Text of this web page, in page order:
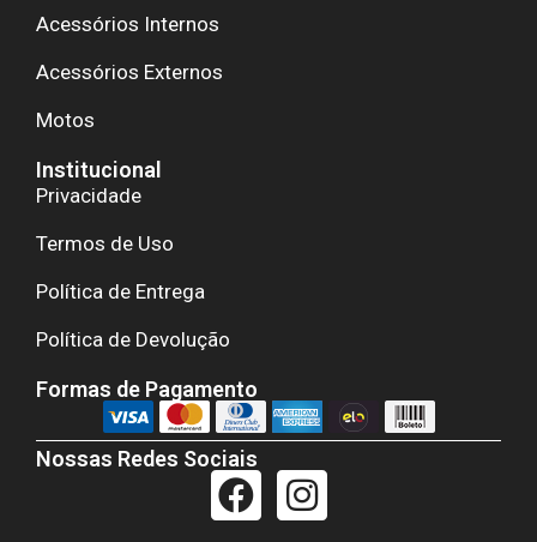
Acessórios Internos
Acessórios Externos
Motos
Institucional
Privacidade
Termos de Uso
Política de Entrega
Política de Devolução
Formas de Pagamento
Nossas Redes Sociais